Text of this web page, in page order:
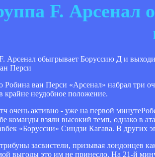
F. Арсенал
Перси
Робина ван Перси «Арсенал» набрал три
крайне неудобное положение.
очень активно - уже на первой
команды взяли высокий темп, однако в
«Боруссии» Синдзи Кагава. В других
засвистели, призывая лондонцев
выгоды это им не принесло. На 21-й